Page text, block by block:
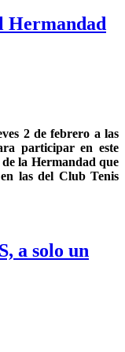
Hermandad
2 de febrero a las
participar en este
la Hermandad que
las del Club Tenis
a solo un